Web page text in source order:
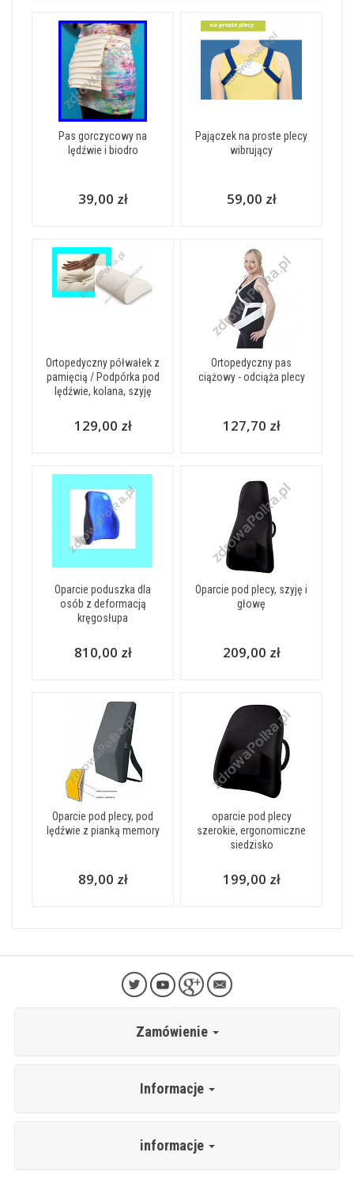
Pas gorczycowy na
lędźwie i biodro
39,00 zł
Pajączek na proste plecy
wibrujący
59,00 zł
Ortopedyczny półwałek z
pamięcią / Podpórka pod
lędźwie, kolana, szyję
129,00 zł
Ortopedyczny pas
ciążowy - odciąża plecy
127,70 zł
Oparcie poduszka dla
osób z deformacją
kręgosłupa
810,00 zł
Oparcie pod plecy, szyję i
głowę
209,00 zł
Oparcie pod plecy, pod
lędźwie z pianką memory
89,00 zł
oparcie pod plecy
szerokie, ergonomiczne
siedzisko
199,00 zł
Zamówienie
Informacje
informacje